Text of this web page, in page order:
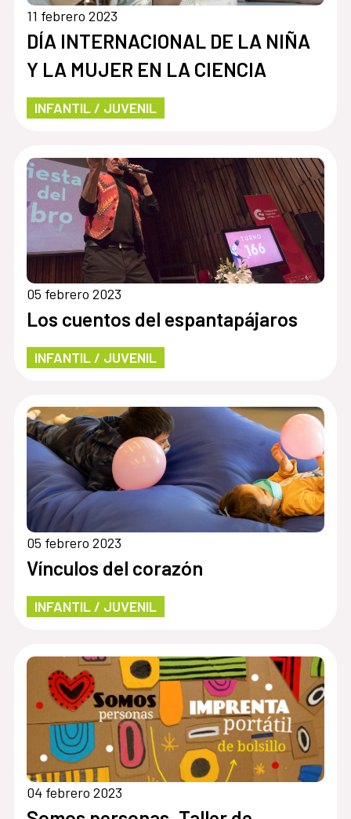
11 febrero 2023
DÍA INTERNACIONAL DE LA NIÑA
Y LA MUJER EN LA CIENCIA
INFANTIL / JUVENIL
05 febrero 2023
Los cuentos del espantapájaros
INFANTIL / JUVENIL
05 febrero 2023
Vínculos del corazón
INFANTIL / JUVENIL
04 febrero 2023